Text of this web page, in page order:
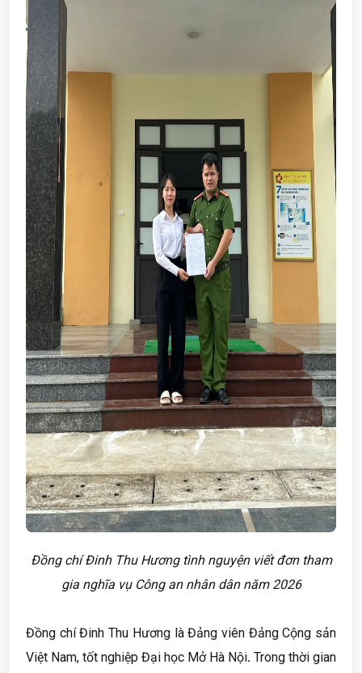
Đồng chí Đinh Thu Hương tình nguyện viết đơn tham
gia nghĩa vụ Công an nhân dân năm 2026
Đồng chí Đinh Thu Hương là Đảng viên Đảng Cộng sản
Việt Nam, tốt nghiệp Đại học Mở Hà Nội. Trong thời gian